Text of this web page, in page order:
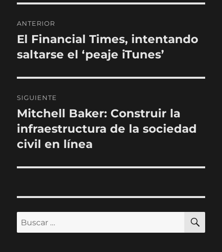
de
entradas
ANTERIOR
Entrada
anterior:
El Financial Times, intentando
saltarse el ‘peaje iTunes’
SIGUIENTE
Entrada
siguiente:
Mitchell Baker: Construir la
infraestructura de la sociedad
civil en línea
Buscar
por: